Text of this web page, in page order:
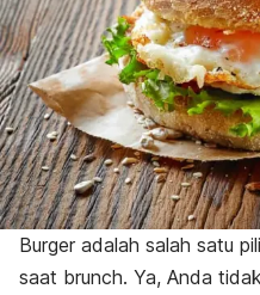
Burger adalah salah satu
saat brunch. Ya, Anda